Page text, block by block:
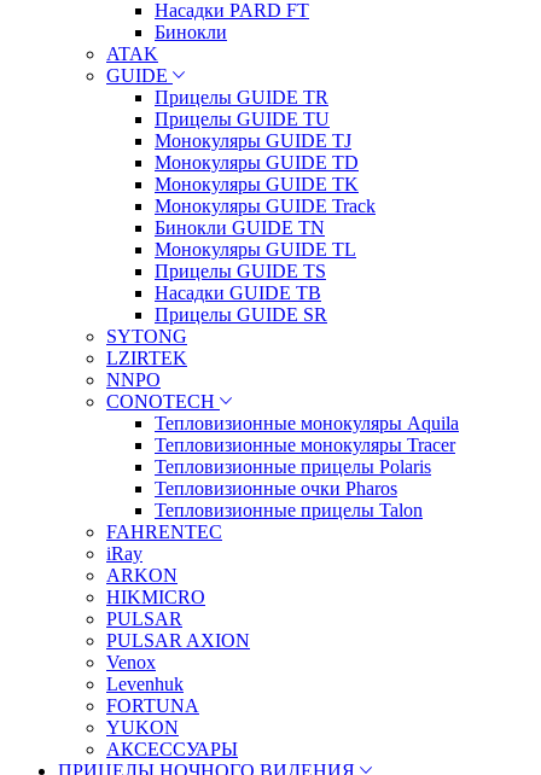
Насадки PARD FT
Бинокли
ATAK
GUIDE
Прицелы GUIDE TR
Прицелы GUIDE TU
Монокуляры GUIDE TJ
Монокуляры GUIDE TD
Монокуляры GUIDE TK
Монокуляры GUIDE Track
Бинокли GUIDE TN
Монокуляры GUIDE TL
Прицелы GUIDE TS
Насадки GUIDE TB
Прицелы GUIDE SR
SYTONG
LZIRTEK
NNPO
CONOTECH
Тепловизионные монокуляры Aquila
Тепловизионные монокуляры Tracer
Тепловизионные прицелы Polaris
Тепловизионные очки Pharos
Тепловизионные прицелы Talon
FAHRENTEC
iRay
ARKON
HIKMICRO
PULSAR
PULSAR AXION
Venox
Levenhuk
FORTUNA
YUKON
АКСЕССУАРЫ
ПРИЦЕЛЫ НОЧНОГО ВИДЕНИЯ